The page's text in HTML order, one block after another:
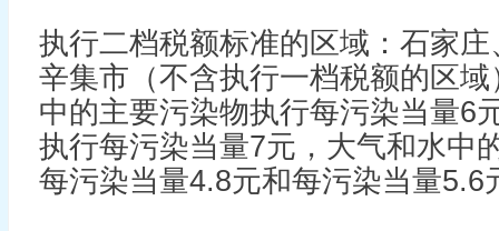
执行二档税额标准的区域：石家
辛集市（不含执行一档税额的区
中的主要污染物执行每污染当量6
执行每污染当量7元，大气和水中
每污染当量4.8元和每污染当量5.6